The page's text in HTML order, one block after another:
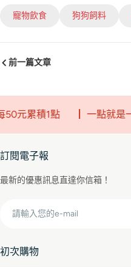
寵物飲食 狗狗飼料
前一篇文章
積1點 ┃ 一點就是一元
初次購物
訂閱電子報
最新的優惠訊息直達你信箱！